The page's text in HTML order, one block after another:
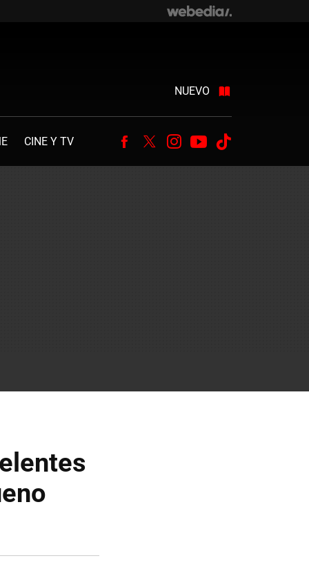
NUEVO
CINE Y TV Facebook
TwitterInstagram
Youtube